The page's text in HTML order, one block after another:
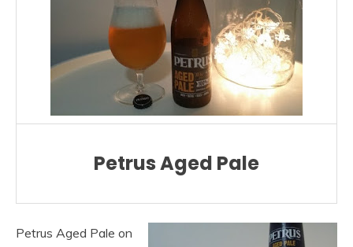
Petrus Aged Pale
Petrus Aged Pale on